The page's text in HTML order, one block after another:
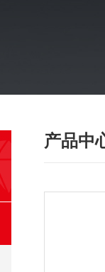
产品中